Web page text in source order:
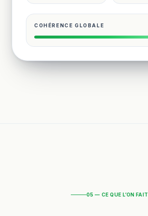
COHÉRENCE GLOBALE
05 — CE QUE L’ON FAIT